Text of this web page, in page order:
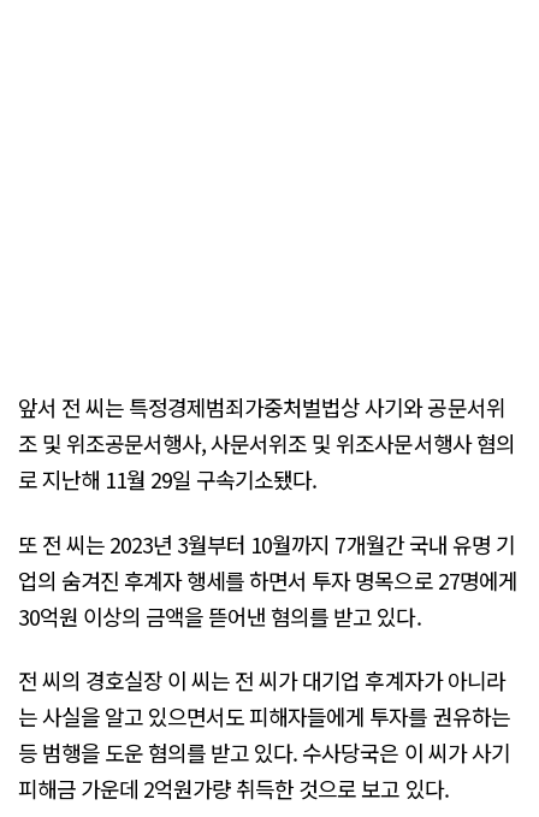
앞서 전 씨는 특정경제범죄가중처벌법상 사기와 공문서위
조 및 위조공문서행사, 사문서위조 및 위조사문서행사 혐의
로 지난해 11월 29일 구속기소됐다.
또 전 씨는 2023년 3월부터 10월까지 7개월간 국내 유명 기
업의 숨겨진 후계자 행세를 하면서 투자 명목으로 27명에게
30억원 이상의 금액을 뜯어낸 혐의를 받고 있다.
전 씨의 경호실장 이 씨는 전 씨가 대기업 후계자가 아니라
는 사실을 알고 있으면서도 피해자들에게 투자를 권유하는
등 범행을 도운 혐의를 받고 있다. 수사당국은 이 씨가 사기
피해금 가운데 2억원가량 취득한 것으로 보고 있다.